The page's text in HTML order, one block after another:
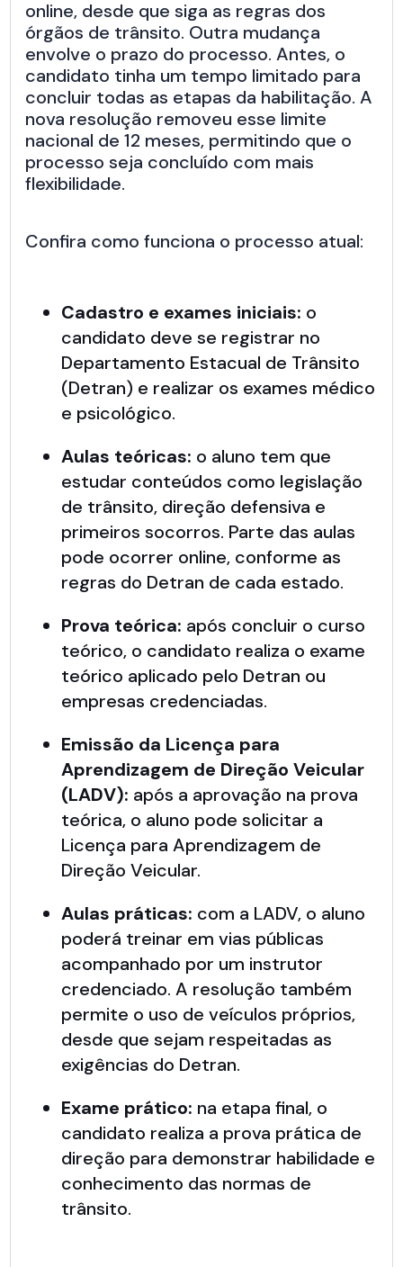
online, desde que siga as regras dos
órgãos de trânsito. Outra mudança
envolve o prazo do processo. Antes, o
candidato tinha um tempo limitado para
concluir todas as etapas da habilitação. A
nova resolução removeu esse limite
nacional de 12 meses, permitindo que o
processo seja concluído com mais
flexibilidade.
Confira como funciona o processo atual:
Cadastro e exames iniciais: o
candidato deve se registrar no
Departamento Estacual de Trânsito
(Detran) e realizar os exames médico
e psicológico.
Aulas teóricas: o aluno tem que
estudar conteúdos como legislação
de trânsito, direção defensiva e
primeiros socorros. Parte das aulas
pode ocorrer online, conforme as
regras do Detran de cada estado.
Prova teórica: após concluir o curso
teórico, o candidato realiza o exame
teórico aplicado pelo Detran ou
empresas credenciadas.
Emissão da Licença para
Aprendizagem de Direção Veicular
(LADV): após a aprovação na prova
teórica, o aluno pode solicitar a
Licença para Aprendizagem de
Direção Veicular.
Aulas práticas: com a LADV, o aluno
poderá treinar em vias públicas
acompanhado por um instrutor
credenciado. A resolução também
permite o uso de veículos próprios,
desde que sejam respeitadas as
exigências do Detran.
Exame prático: na etapa final, o
candidato realiza a prova prática de
direção para demonstrar habilidade e
conhecimento das normas de
trânsito.